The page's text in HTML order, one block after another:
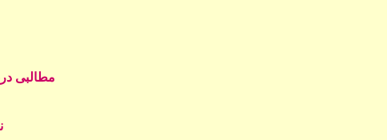
مطالبی